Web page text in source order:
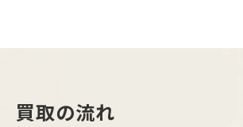
買取の流れ